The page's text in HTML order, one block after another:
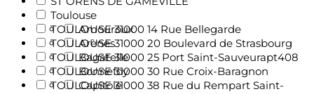
Toulouse
Amouroux
Arènes
Bagatelle
Bonnefoy
Capitole
TOULOUSE 31000 14 Rue Bellegarde
TOULOUSE 31000 20 Boulevard de Strasbourg
TOULOUSE 31000 25 Port Saint-Sauveurapt408
TOULOUSE 31000 30 Rue Croix-Baragnon
TOULOUSE 31000 38 Rue du Rempart Saint-